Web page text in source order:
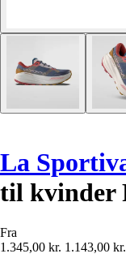
La
til kvinder
Fra
1.345,00 kr. 1.143,00 kr.